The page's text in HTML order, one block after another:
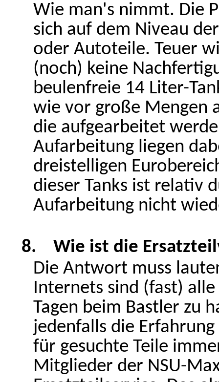
Wie man's nimmt. Die
sich auf dem Niveau
oder Autoteile. Teuer
(noch) keine
beulenfreie 14 Liter-
wie vor große Mengen
die aufgearbeitet
Aufarbeitung liegen
dreistelligen
dieser Tanks ist relativ
Aufarbeitung nicht
8.
Wie ist die
Die Antwort muss
Internets sind (fast)
Tagen beim Bastler zu
jedenfalls die
für gesuchte Teile
Mitglieder der NSU-